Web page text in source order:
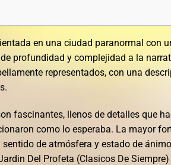
en una ciudad paranormal con
profundidad y complejidad a la
representados, con una
fascinantes, llenos de detalles que
como lo esperaba. La mayor
de atmósfera y estado de
Del Profeta (Clasicos De